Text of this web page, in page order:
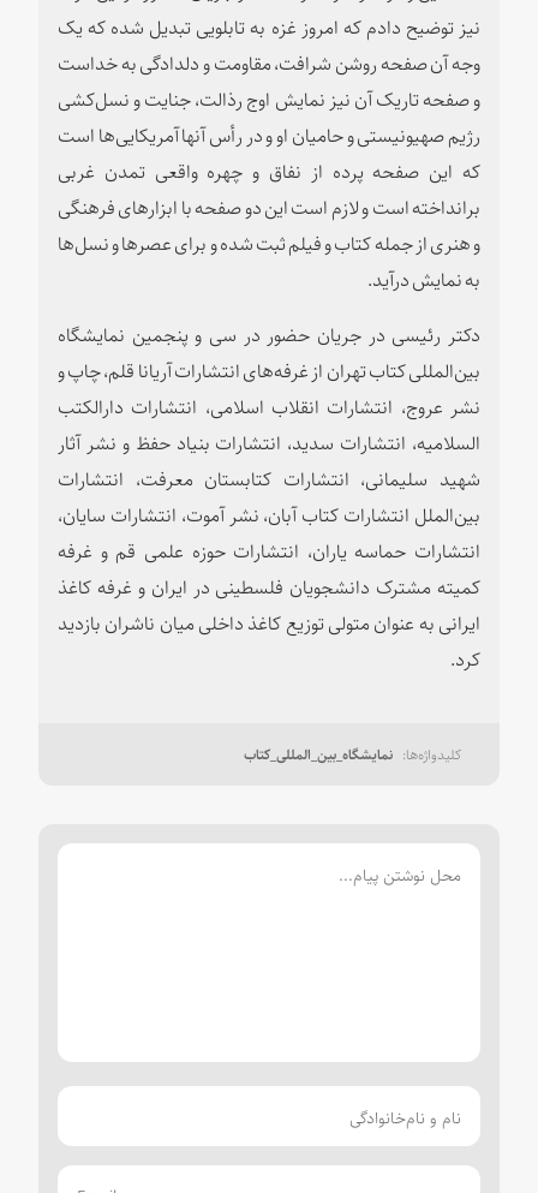
نیز توضیح دادم که امروز غزه به تابلویی تبدیل شده که یک
وجه آن صفحه روشن شرافت، مقاومت و دلدادگی به خداست
و صفحه تاریک آن نیز نمایش اوج رذالت، جنایت و نسل‌کشی
رژیم صهیونیستی و حامیان او و در رأس آنها آمریکایی‌ها است
که این صفحه پرده از نفاق و چهره واقعی تمدن غربی
برانداخته است و لازم است این دو صفحه با ابزارهای فرهنگی
و هنری از جمله کتاب و فیلم ثبت شده و برای عصرها و نسل‌ها
به نمایش درآید.
دکتر رئیسی در جریان حضور در سی‌ و پنجمین نمایشگاه
بین‌المللی کتاب تهران از غرفه‌های انتشارات آریانا قلم، چاپ و
نشر عروج، انتشارات انقلاب اسلامی، انتشارات دارالکتب
السلامیه، انتشارات سدید، انتشارات بنیاد حفظ و نشر آثار
شهید سلیمانی، انتشارات کتابستان معرفت، انتشارات
بین‌الملل انتشارات کتاب آبان، نشر آموت، انتشارات سایان،
انتشارات حماسه یاران، انتشارات حوزه علمی قم و غرفه
کمیته مشترک دانشجویان فلسطینی در ایران و غرفه کاغذ
ایرانی به عنوان متولی توزیع کاغذ داخلی میان ناشران بازدید
کرد.
نمایشگاه_بین_المللی_کتاب